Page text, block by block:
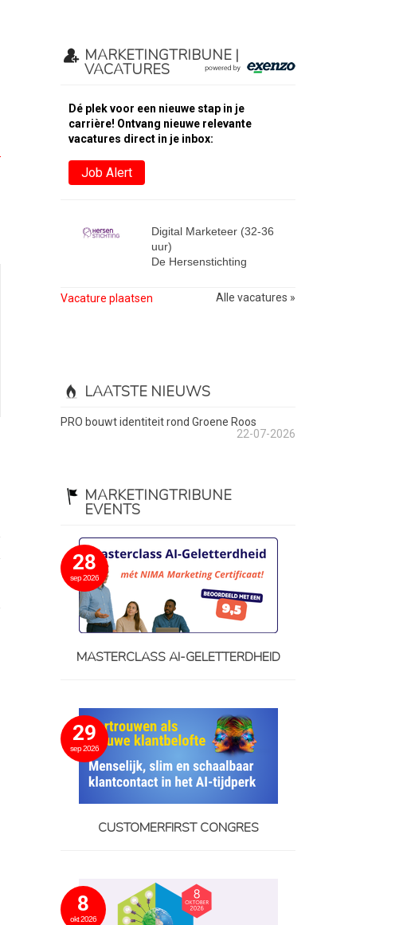
MARKETINGTRIBUNE |
VACATURES
Dé plek voor een nieuwe stap in je
carrière! Ontvang nieuwe relevante
vacatures direct in je inbox:
Job Alert
Digital Marketeer (32-36
uur)
De Hersenstichting
Vacature plaatsen Alle vacatures »
LAATSTE NIEUWS
PRO bouwt identiteit rond Groene Roos
22-07-2026
MARKETINGTRIBUNE
EVENTS
28
sep 2026
MASTERCLASS AI-GELETTERDHEID
29
sep 2026
CUSTOMERFIRST CONGRES
8
okt 2026